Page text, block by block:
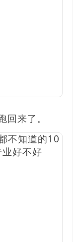
来了。